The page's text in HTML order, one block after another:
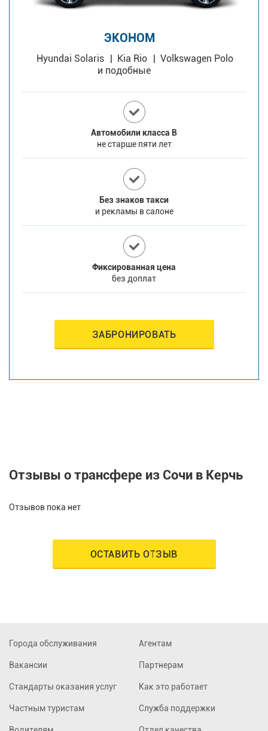
ЭКОНОМ
Hyundai Solaris Kia Rio
Volkswagen Polo
и подобные
Автомобили класса В
не старше пяти лет
Без знаков такси
и рекламы в салоне
Фиксированная цена
без доплат
ЗАБРОНИРОВАТЬ
Отзывы о трансфере из Сочи в Керчь
Отзывов пока нет
ОСТАВИТЬ ОТЗЫВ
Города обслуживания
Вакансии
Стандарты оказания услуг
Частным туристам
Агентам
Партнерам
Как это работает
Служба поддержки